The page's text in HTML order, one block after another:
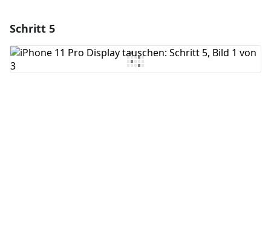
Kommentar hinzufügen
Schritt 5